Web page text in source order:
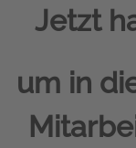
Jetzt
um in